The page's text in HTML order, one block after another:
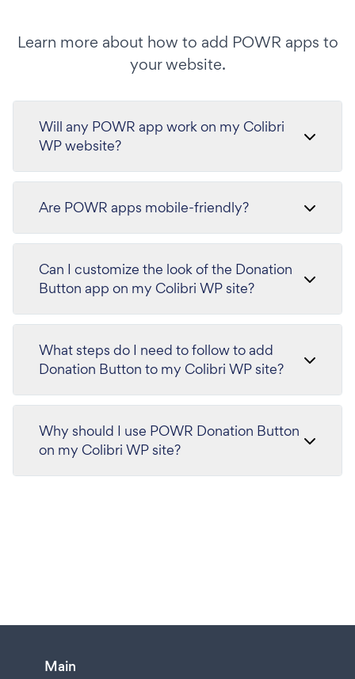
Learn more about how to add POWR apps to
your website.
Will any POWR app work on my Colibri
WP website?
Are POWR apps mobile-friendly?
Can I customize the look of the Donation
Button app on my Colibri WP site?
What steps do I need to follow to add
Donation Button to my Colibri WP site?
Why should I use POWR Donation Button
on my Colibri WP site?
Main